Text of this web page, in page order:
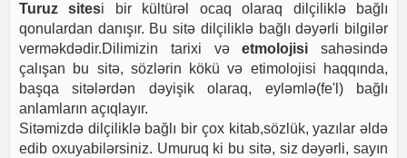
Turuz sitesi bir kültürəl ocaq olaraq dilçiliklə bağlı
qonulardan danışır. Bu sitə dilçiliklə bağlı dəyərli bilgilər
verməkdədir.Dilimizin tarixi vəetmolojisi sahəsində
çalışan bu sitə, sözlərin kökü və etimolojisi haqqında,
başqa sitələrdən dəyişik olaraq, eyləmlə(fe'l) bağlı
anlamların açıqlayır.
Sitəmizdə dilçiliklə bağlı bir çox kitab,sözlük, yazılar əldə
edib oxuyabilərsiniz. Umuruq ki bu sitə, siz dəyərli, sayın